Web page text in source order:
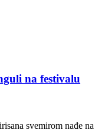
na festivalu
svemirom nađe na